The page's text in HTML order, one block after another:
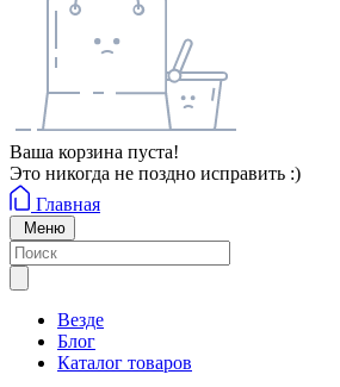
Ваша корзина пуста!
Это никогда не поздно исправить :)
Главная
Меню
Везде
Блог
Каталог товаров